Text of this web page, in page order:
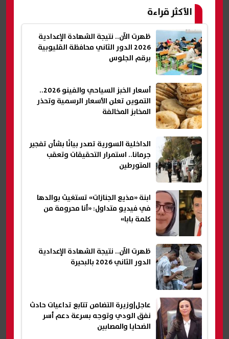
الأكثر قراءة
ظهرت الآن.. نتيجة الشهادة الإعدادية
2026 الدور الثاني محافظة القليوبية
برقم الجلوس
أسعار الخبز السياحي والفينو 2026..
التموين تعلن الأسعار الرسمية وتحذر
المخابز المخالفة
الداخلية السورية تصدر بيانًا بشأن تفجير
جرمانا.. استمرار التحقيقات وتعقب
المتورطين
ابنة «مذيع الجنازات» تستغيث بوالدها
في فيديو متداول: «أنا محرومة من
كلمة بابا»
ظهرت الآن.. نتيجة الشهادة الإعدادية
الدور الثاني 2026 بالبحيرة
عاجل|وزيرة التضامن تتابع تداعيات حادث
نفق الودي وتوجه بسرعة دعم أسر
الضحايا والمصابين